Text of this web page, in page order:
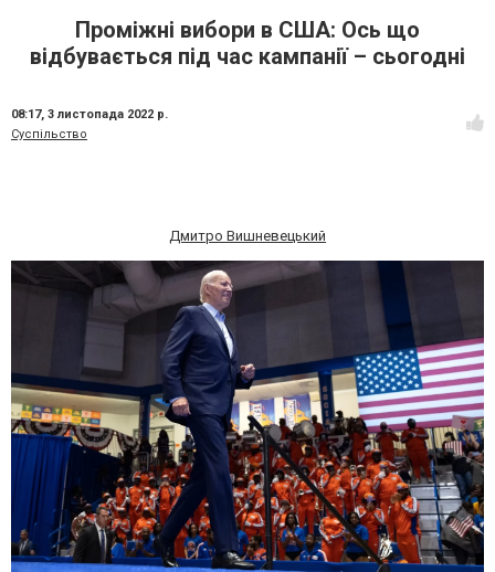
Проміжні вибори в США: Ось що
відбувається під час кампанії – сьогодні
08:17, 3 листопада 2022 р.
Суспільство
Дмитро Вишневецький